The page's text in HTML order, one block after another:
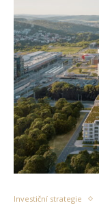
Investiční strategie